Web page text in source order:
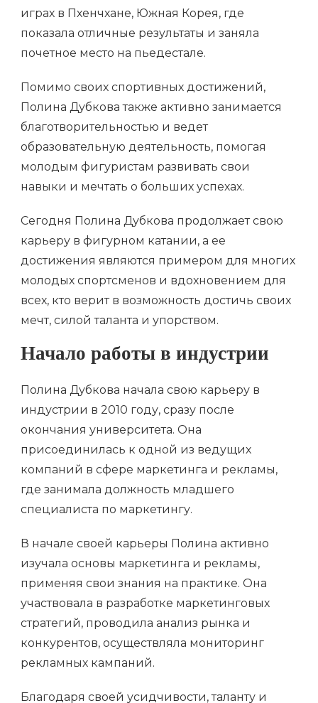
играх в Пхенчхане, Южная Корея, где
показала отличные результаты и заняла
почетное место на пьедестале.
Помимо своих спортивных достижений,
Полина Дубкова также активно занимается
благотворительностью и ведет
образовательную деятельность, помогая
молодым фигуристам развивать свои
навыки и мечтать о больших успехах.
Сегодня Полина Дубкова продолжает свою
карьеру в фигурном катании, а ее
достижения являются примером для многих
молодых спортсменов и вдохновением для
всех, кто верит в возможность достичь своих
мечт, силой таланта и упорством.
Начало работы в индустрии
Полина Дубкова начала свою карьеру в
индустрии в 2010 году, сразу после
окончания университета. Она
присоединилась к одной из ведущих
компаний в сфере маркетинга и рекламы,
где занимала должность младшего
специалиста по маркетингу.
В начале своей карьеры Полина активно
изучала основы маркетинга и рекламы,
применяя свои знания на практике. Она
участвовала в разработке маркетинговых
стратегий, проводила анализ рынка и
конкурентов, осуществляла мониторинг
рекламных кампаний.
Благодаря своей усидчивости, таланту и